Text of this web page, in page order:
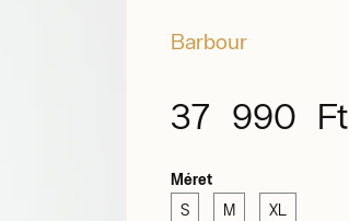
Barbour
37 990 Ft
Méret
S M XL